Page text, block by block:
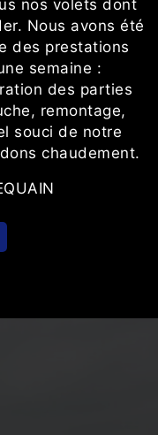
nos volets dont
Nous avons été
des prestations
semaine :
des parties
remontage,
souci de notre
chaudement.